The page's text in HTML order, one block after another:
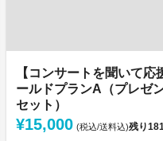
【コンサートを聞いて
ールドプランA（プレゼ
セット）
¥15,000 (税込/送料込)残り